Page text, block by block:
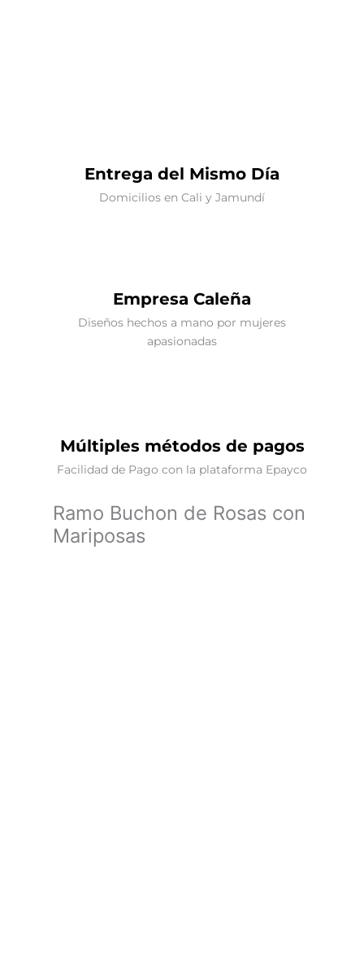
Entrega del Mismo Día
Domicilios en Cali y Jamundí
Empresa Caleña
Diseños hechos a mano por mujeres
apasionadas
Múltiples métodos de pagos
Facilidad de Pago con la plataforma Epayco
Ramo Buchon de Rosas con
Mariposas